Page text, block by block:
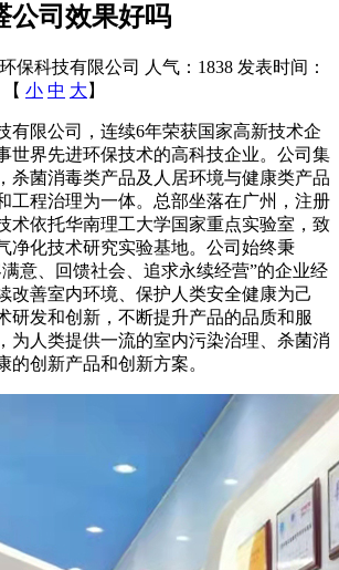
公司效果好吗
保科技有限公司 人气：1838 发表时间：
【 小 中 大 】
有限公司，连续6年荣获国家高新技术企
世界先进环保技术的高科技企业。公司集
杀菌消毒类产品及人居环境与健康类产品
工程治理为一体。总部坐落在广州，注册
术依托华南理工大学国家重点实验室，致
净化技术研究实验基地。公司始终秉
意、回馈社会、追求永续经营”的企业经
改善室内环境、保护人类安全健康为己
研发和创新，不断提升产品的品质和服
为人类提供一流的室内污染治理、杀菌消
的创新产品和创新方案。